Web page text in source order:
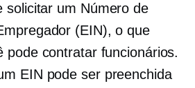
solicitar um Número de
(EIN), o que
pode contratar funcionários.
EIN pode ser preenchida